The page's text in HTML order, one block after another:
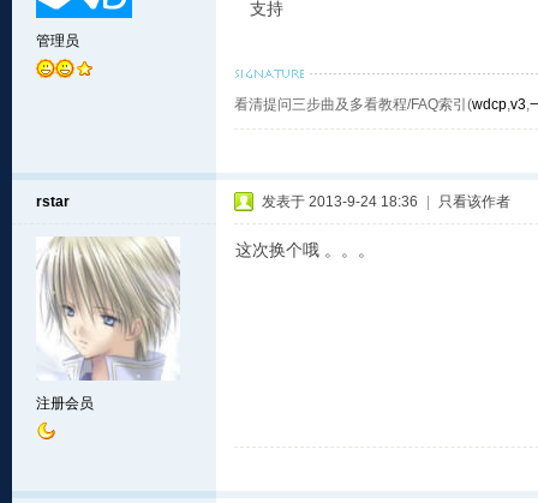
管理员
支持
看清提问三步曲及多看教程/FAQ索引(wdcp,v3,
rstar
注册会员
发表于 2013-9-24 18:36 只看该作者
这次换个哦 。。。